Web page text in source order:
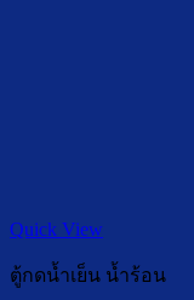
Quick View
ตู้กดน้ำเย็น น้ำร้อน